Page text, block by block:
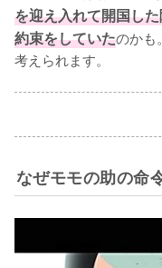
を迎え入れて開国し
約束をしていたのかも
考えられます。
なぜモモの助の命